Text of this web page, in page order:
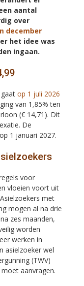
aantal
over
december
het idee was
ingaan.
op 1 juli 2026
van 1,85% ten
(€ 14,71). Dit
De
1 januari 2027.
voor
vloeien voort uit
met
mogen al na drie
zes maanden,
worden
werken in
asielzoeker wel
(TWV)
aanvragen.